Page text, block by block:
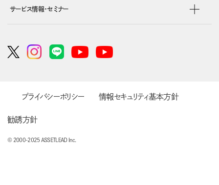
サービス情報・セミナー
プライバシーポリシー 情報セキュリティ基本方針
勧誘方針
© 2000-2025 ASSETLEAD Inc.